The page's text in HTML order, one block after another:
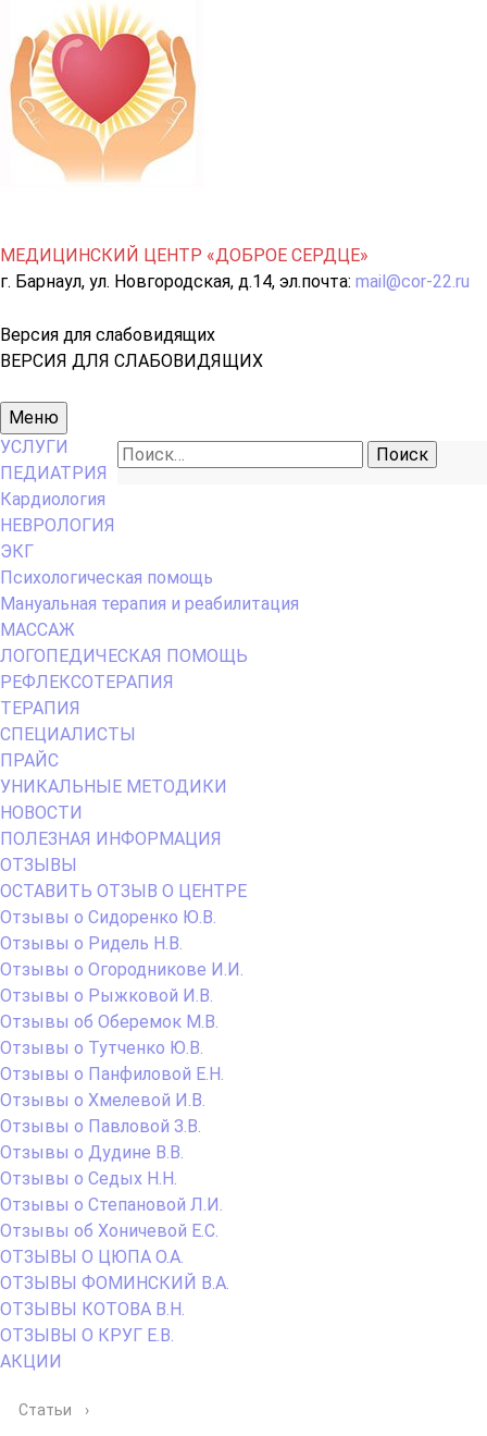
МЕДИЦИНСКИЙ ЦЕНТР «ДОБРОЕ СЕРДЦЕ»
г. Барнаул, ул. Новгородская, д.14, эл.почта: mail@cor-22.ru
Версия для слабовидящих
ВЕРСИЯ ДЛЯ СЛАБОВИДЯЩИХ
Основное
меню
Меню
Найти:
УСЛУГИ
ПЕДИАТРИЯ
Кардиология
НЕВРОЛОГИЯ
ЭКГ
Психологическая помощь
Мануальная терапия и реабилитация
МАССАЖ
ЛОГОПЕДИЧЕСКАЯ ПОМОЩЬ
РЕФЛЕКСОТЕРАПИЯ
ТЕРАПИЯ
СПЕЦИАЛИСТЫ
ПРАЙС
УНИКАЛЬНЫЕ МЕТОДИКИ
НОВОСТИ
ПОЛЕЗНАЯ ИНФОРМАЦИЯ
ОТЗЫВЫ
ОСТАВИТЬ ОТЗЫВ О ЦЕНТРЕ
Отзывы о Сидоренко Ю.В.
Отзывы о Ридель Н.В.
Отзывы о Огородникове И.И.
Отзывы о Рыжковой И.В.
Отзывы об Оберемок М.В.
Отзывы о Тутченко Ю.В.
Отзывы о Панфиловой Е.Н.
Отзывы о Хмелевой И.В.
Отзывы о Павловой З.В.
Отзывы о Дудине В.В.
Отзывы о Седых Н.Н.
Отзывы о Степановой Л.И.
Отзывы об Хоничевой Е.С.
ОТЗЫВЫ О ЦЮПА О.А.
ОТЗЫВЫ ФОМИНСКИЙ В.А.
ОТЗЫВЫ КОТОВА В.Н.
ОТЗЫВЫ О КРУГ Е.В.
АКЦИИ
Статьи ›